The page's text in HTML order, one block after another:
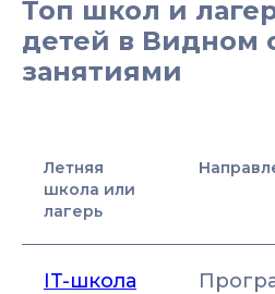
Топ школ и
детей в Видном
занятиями
Летняя
школа или
лагерь
IT-школа